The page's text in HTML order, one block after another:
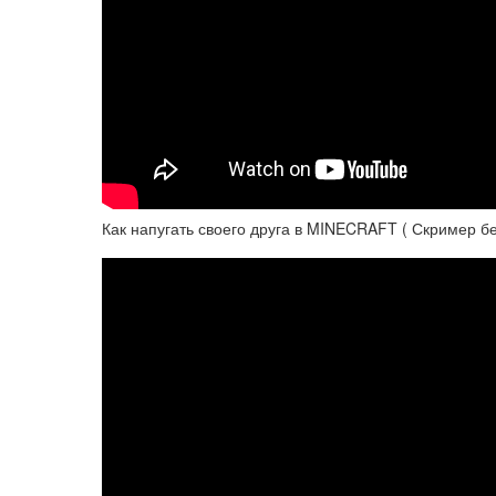
Как напугать своего друга в MINECRAFT ( Скример